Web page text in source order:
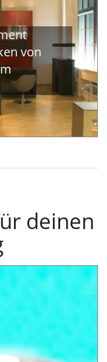
von
deinen